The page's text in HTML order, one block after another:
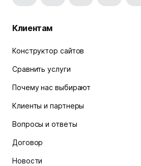
Клиентам
Конструктор сайтов
Сравнить услуги
Почему нас выбирают
Клиенты и партнеры
Вопросы и ответы
Договор
Новости